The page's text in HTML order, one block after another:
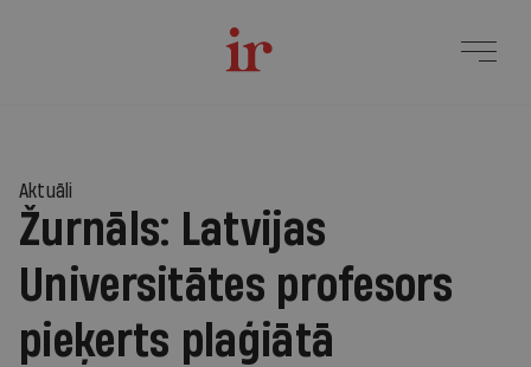
Aktuāli
Žurnāls: Latvijas
Universitātes profesors
pieķerts plaģiātā